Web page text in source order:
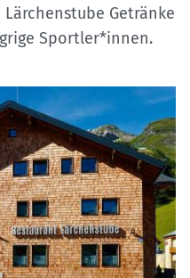
Getränke
Sportler*innen.